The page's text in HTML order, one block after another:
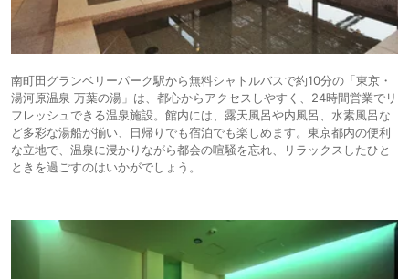
南町田グランベリーパーク駅から無料シャトルバスで約10分の「東京・
湯河原温泉 万葉の湯」は、都心からアクセスしやすく、24時間営業でリ
フレッシュできる温泉施設。館内には、露天風呂や内風呂、水素風呂な
ど多彩な湯船が揃い、日帰りでも宿泊でも楽しめます。東京都内の便利
な立地で、温泉に浸かりながら都会の喧騒を忘れ、リラックスしたひと
ときを過ごすのはいかがでしょう。